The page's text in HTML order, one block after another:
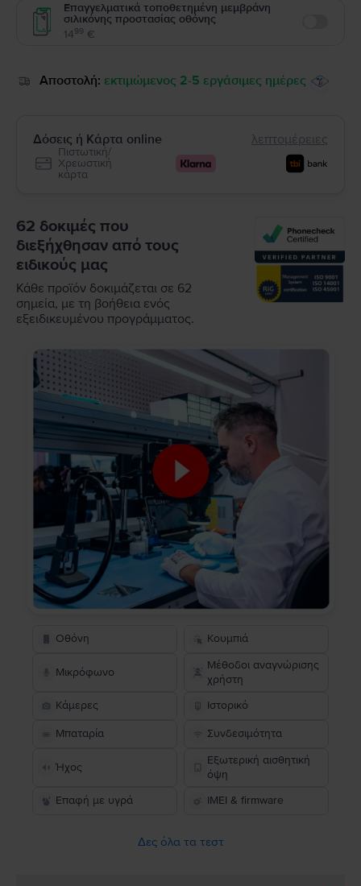
Επαγγελματικά τοποθετημένη μεμβράνη
σιλικόνης προστασίας οθόνης
1499 €
Αποστολή: εκτιμώμενος 2-5 εργάσιμες ημέρες
Δόσεις ή Κάρτα online λεπτομέρειες
Πιστωτική/
Χρεωστική
κάρτα
62 δοκιμές που
διεξήχθησαν από τους
ειδικούς μας
Κάθε προϊόν δοκιμάζεται σε 62
σημεία, με τη βοήθεια ενός
εξειδικευμένου προγράμματος.
Οθόνη Κουμπιά
Μικρόφωνο
Μέθοδοι αναγνώρισης
χρήστη
Κάμερες
Ιστορικό
Μπαταρία Συνδεσιμότητα
Ήχος
Εξωτερική αισθητική
όψη
Επαφή με υγρά
IMEI & firmware
Δες όλα τα τεστ